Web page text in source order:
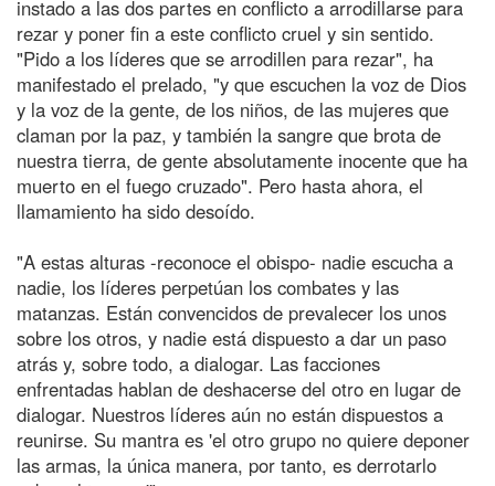
instado a las dos partes en conflicto a arrodillarse para
rezar y poner fin a este conflicto cruel y sin sentido.
"Pido a los líderes que se arrodillen para rezar", ha
manifestado el prelado, "y que escuchen la voz de Dios
y la voz de la gente, de los niños, de las mujeres que
claman por la paz, y también la sangre que brota de
nuestra tierra, de gente absolutamente inocente que ha
muerto en el fuego cruzado". Pero hasta ahora, el
llamamiento ha sido desoído.
"A estas alturas -reconoce el obispo- nadie escucha a
nadie, los líderes perpetúan los combates y las
matanzas. Están convencidos de prevalecer los unos
sobre los otros, y nadie está dispuesto a dar un paso
atrás y, sobre todo, a dialogar. Las facciones
enfrentadas hablan de deshacerse del otro en lugar de
dialogar. Nuestros líderes aún no están dispuestos a
reunirse. Su mantra es 'el otro grupo no quiere deponer
las armas, la única manera, por tanto, es derrotarlo